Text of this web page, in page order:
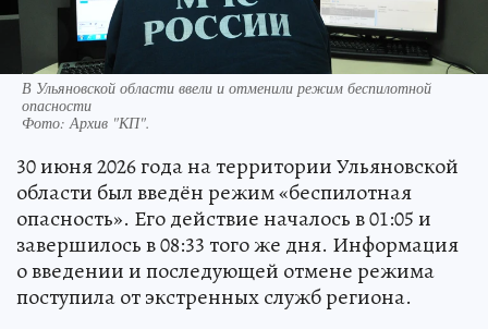
В Ульяновской области ввели и отменили режим беспилотной
опасности
Фото:Архив "КП".
30 июня 2026 года на территории Ульяновской
области был введён режим «беспилотная
опасность». Его действие началось в 01:05 и
завершилось в 08:33 того же дня. Информация
о введении и последующей отмене режима
поступила от экстренных служб региона.